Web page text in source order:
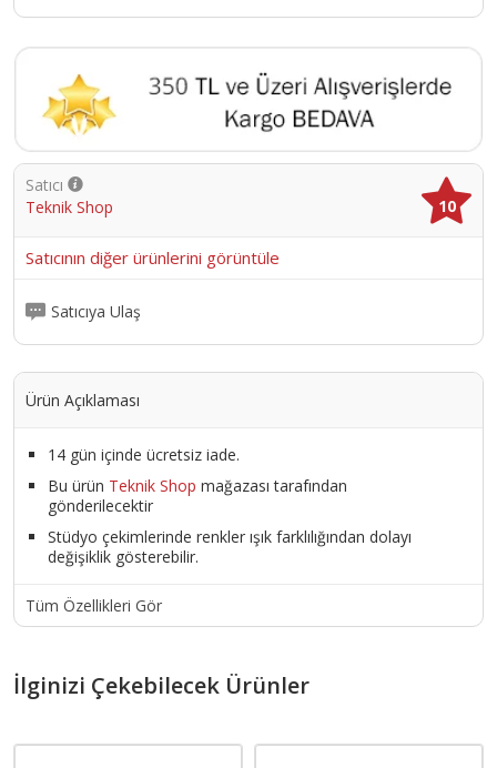
Satıcı
Teknik Shop
10
Satıcının diğer ürünlerini görüntüle
Satıcıya Ulaş
Ürün Açıklaması
14 gün içinde ücretsiz iade.
Bu ürün Teknik Shop mağazası tarafından
gönderilecektir
Stüdyo çekimlerinde renkler ışık farklılığından dolayı
değişiklik gösterebilir.
Tüm Özellikleri Gör
İlginizi Çekebilecek Ürünler